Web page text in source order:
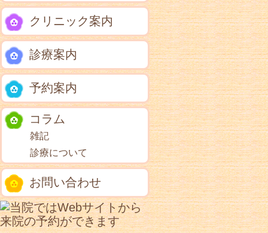
クリニック案内
診療案内
予約案内
コラム
雑記
診療について
お問い合わせ